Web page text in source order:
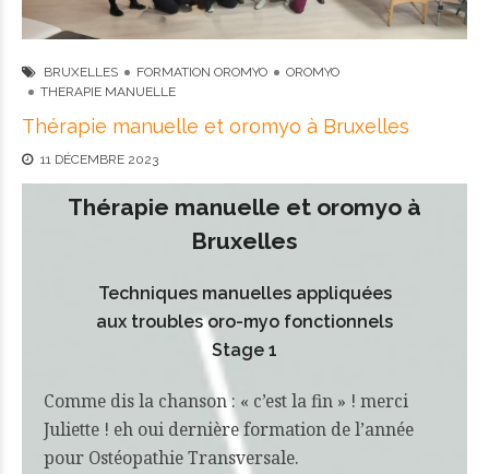
BRUXELLES FORMATION OROMYO
OROMYO
THERAPIE MANUELLE
Thérapie manuelle et oromyo à Bruxelles
11 DÉCEMBRE 2023
Thérapie manuelle et oromyo à
Bruxelles
Techniques manuelles appliquées
aux troubles oro-myo fonctionnels
Stage 1
Comme dis la chanson : « c’est la fin » ! merci
Juliette ! eh oui dernière formation de l’année
pour Ostéopathie Transversale.